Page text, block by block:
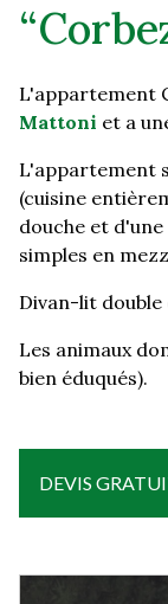
L'appartement
Mattoni et a
L'appartement
(cuisine
douche et
simples en
Divan-lit double
Les animaux
bien éduqués).
DEVIS